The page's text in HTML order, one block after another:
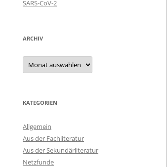
SARS-CoV-2
ARCHIV
Archiv
KATEGORIEN
Allgemein
Aus der Fachliteratur
Aus der Sekundärliteratur
Netzfunde